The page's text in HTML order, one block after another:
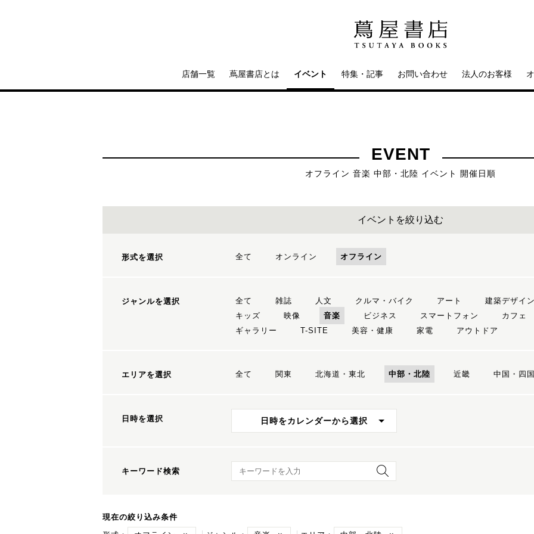
店舗一覧 蔦屋書店とは イベント 特集・記事 お問い合わせ 法人のお客様
EVENT
オフライン 音楽 中部・北陸 イベント 開催日順
イベントを絞り込む
形式を選択 全て オンライン オフライン
ジャンルを選択 全て 雑誌 人文 クルマ・バイク アート 建築デザイン
キッズ
映像 音楽 ビジネス スマートフォン カフェ
ギャラリー
T-SITE 美容・健康 家電 アウトドア
エリアを選択 全て 関東 北海道・東北 中部・北陸 近畿 中国・四国
日時を選択 日時をカレンダーから選択
キーワード検索 キーワード検索
現在の絞り込み条件